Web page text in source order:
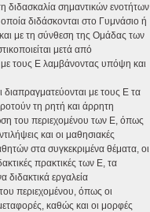
διδασκαλία σημαντικών ενοτήτων
διδάσκονται στο Γυμνάσιο ή
με τη σύνθεση της Ομάδας των
μετά από
τους Ε λαμβάνοντας υπόψη και
διαπραγματεύονται με τους Ε τα
τη ρητή και άρρητη
του περιεχομένου των Ε, όπως
και οι μαθησιακές
στα συγκεκριμένα θέματα, οι
πρακτικές των Ε, τα
διδακτικά εργαλεία
περιεχομένου, όπως οι
καθώς και οι μορφές